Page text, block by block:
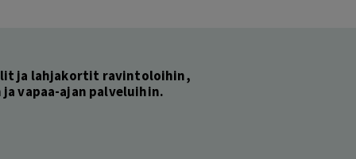
ja lahjakortit ravintoloihin,
vapaa-ajan palveluihin.